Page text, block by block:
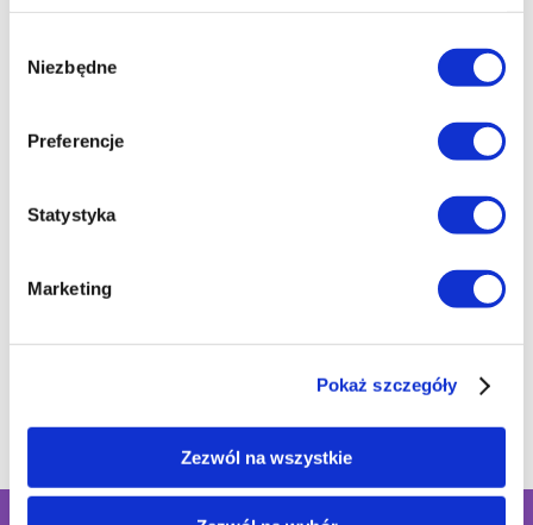
zgody
Niezbędne
Preferencje
Statystyka
Marketing
Pokaż szczegóły
Zezwól na wszystkie